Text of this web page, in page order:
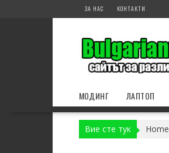
ЗА НАС КОНТАКТИ
МОДИНГ ЛАПТОП
Вие сте тук Home